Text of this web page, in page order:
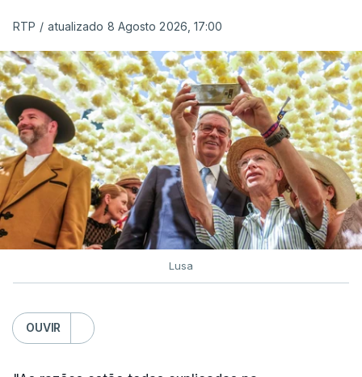
c/ Lusa
RTP / atualizado 8 Agosto 2026, 17:00
Lusa
OUVIR